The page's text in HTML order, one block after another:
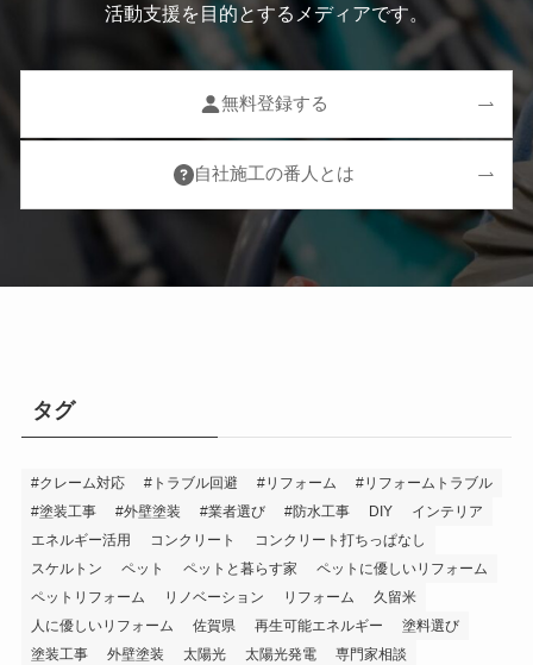
活動支援を目的とするメディアです。
無料登録する
自社施工の番人とは
タグ
#クレーム対応 #トラブル回避 #リフォーム
#リフォームトラブル
#塗装工事
#外壁塗装 #業者選び #防水工事 DIY
インテリア
エネルギー活用
コンクリート
コンクリート打ちっぱなし
スケルトン
ペット ペットと暮らす家
ペットに優しいリフォーム
ペットリフォーム
リノベーション リフォーム
久留米
人に優しいリフォーム
佐賀県 再生可能エネルギー
塗料選び
塗装工事
外壁塗装 太陽光 太陽光発電
専門家相談